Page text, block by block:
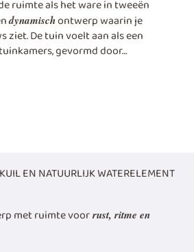
ruimte als het ware in tweeën
dynamischontwerp waarin je
ziet. De tuin voelt aan als een
gevormd door…
EN NATUURLIJK WATERELEMENT
met ruimte voorrust, ritme en